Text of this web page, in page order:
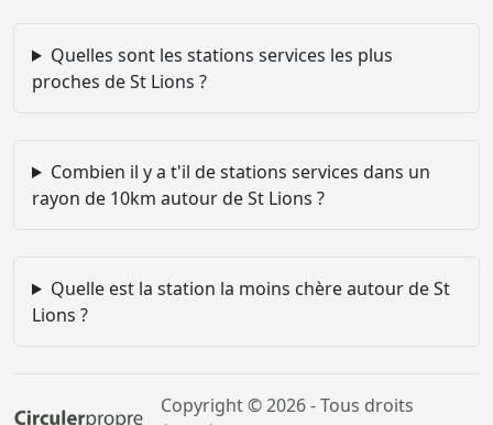
Quelles sont les stations services les plus
proches de St Lions ?
Combien il y a t'il de stations services dans un
rayon de 10km autour de St Lions ?
Quelle est la station la moins chère autour de St
Lions ?
Copyright © 2026 - Tous droits